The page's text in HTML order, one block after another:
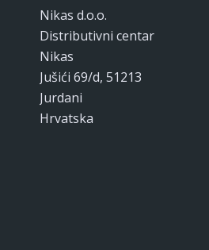
Nikas d.o.o.
Distributivni centar
Nikas
Jušići 69/d, 51213
Jurdani
Hrvatska